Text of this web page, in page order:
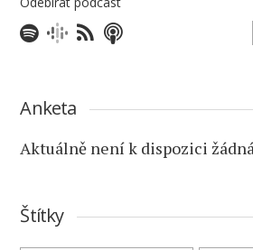
Anketa
Aktuálně není k dispozici
Štítky